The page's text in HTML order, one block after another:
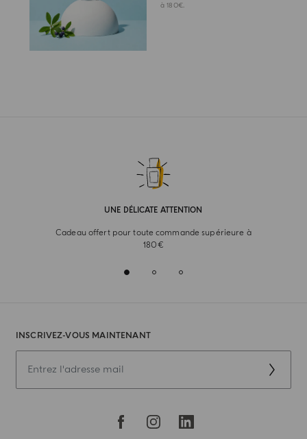
à 180€.
UNE DÉLICATE ATTENTION
Cadeau offert pour toute commande supérieure à
180€
INSCRIVEZ-VOUS MAINTENANT